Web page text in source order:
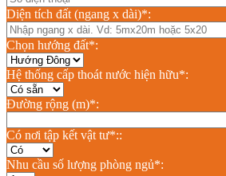
Diện tích đất (ngang x dài)*:
Chọn hướng đất*:
Hệ thống cấp thoát nước hiện hữu*:
Đường rộng (m)*:
Có nơi tập kết vật tư*::
Nhu cầu số lượng phòng ngủ*: